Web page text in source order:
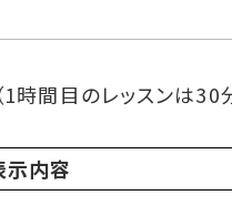
時間目のレッスンは
内容